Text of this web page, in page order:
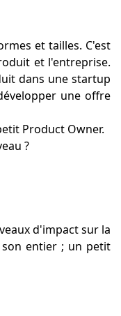
et tailles. C'est
et l'entreprise.
dans une startup
une offre
Product Owner.
?
d'impact sur la
entier ; un petit